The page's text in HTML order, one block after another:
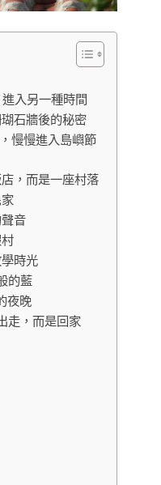
入另一種時間
石牆後的秘密
慢慢進入島嶼節
，而是一座村落
音
時光
的藍
夜晚
走，而是回家